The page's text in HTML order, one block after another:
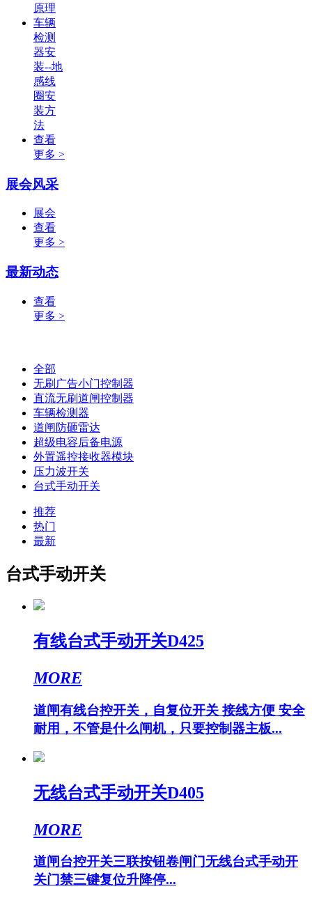
原理
车辆
检测
器安
装--地
感线
圈安
装方
法
查看
更多 >
展会风采
展会
查看
更多 >
最新动态
查看
更多 >
全部
无刷广告小门控制器
直流无刷道闸控制器
车辆检测器
道闸防砸雷达
超级电容后备电源
外置遥控接收器模块
压力波开关
台式手动开关
推荐
热门
最新
台式手动开关
有线台式手动开关D425
MORE
道闸有线台控开关，自复位开关 接线方便 安全
耐用，不管是什么闸机，只要控制器主板...
无线台式手动开关D405
MORE
道闸台控开关三联按钮卷闸门无线台式手动开
关门禁三键复位升降停...